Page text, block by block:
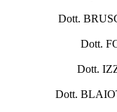
Dott.
Dott.
Dott.
Dott.